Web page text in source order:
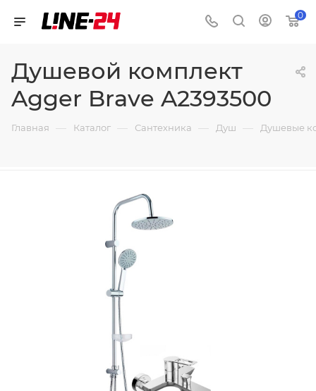
0
Душевой комплект
Agger Brave A2393500
Главная — Каталог — Сантехника — Душ — Душевые